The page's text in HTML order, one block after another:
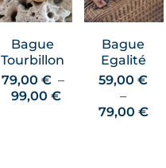
Bague
Tourbillon
79,00 € –
99,00 €Plage
Bague
Egalité
59,00€
–
79,00 €